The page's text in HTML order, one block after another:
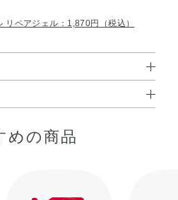
リペアジェル：1,870円（税込）
てから、よくなじませるように顔・
コール、1，3－ブチレングリコ
めの商品